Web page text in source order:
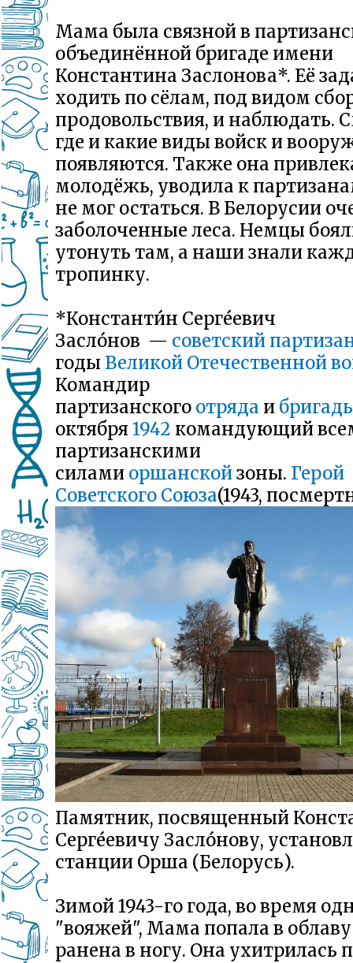
Мама была связной в
объединённой бригаде имени
Константина Заслонова*. Её
ходить по сёлам, под видом
продовольствия, и наблюдать.
где и какие виды войск и
появляются. Также она
молодёжь, уводила к
не мог остаться. В Белорусии
заболоченные леса. Немцы
утонуть там, а наши знали
тропинку.
*Константи́н Серге́евич
Засло́нов — советский
годы Великой Отечественной
Командир
партизанского отряда и
октября 1942 командующий
партизанскими
силами оршанской зоны. Герой
Советского Союза(1943,
Памятник, посвященный
Серге́евичу Засло́нову,
станции Орша (Белорусь).
Зимой 1943-го года, во время
"вояжей", Мама попала в
ранена в ногу. Она ухитрилась